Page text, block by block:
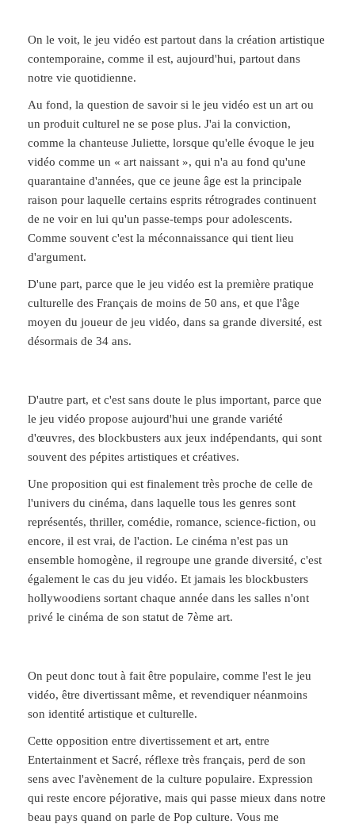
On le voit, le jeu vidéo est partout dans la création artistique
contemporaine, comme il est, aujourd'hui, partout dans
notre vie quotidienne.
Au fond, la question de savoir si le jeu vidéo est un art ou
un produit culturel ne se pose plus. J'ai la conviction,
comme la chanteuse Juliette, lorsque qu'elle évoque le jeu
vidéo comme un « art naissant », qui n'a au fond qu'une
quarantaine d'années, que ce jeune âge est la principale
raison pour laquelle certains esprits rétrogrades continuent
de ne voir en lui qu'un passe-temps pour adolescents.
Comme souvent c'est la méconnaissance qui tient lieu
d'argument.
D'une part, parce que le jeu vidéo est la première pratique
culturelle des Français de moins de 50 ans, et que l'âge
moyen du joueur de jeu vidéo, dans sa grande diversité, est
désormais de 34 ans.
D'autre part, et c'est sans doute le plus important, parce que
le jeu vidéo propose aujourd'hui une grande variété
d'œuvres, des blockbusters aux jeux indépendants, qui sont
souvent des pépites artistiques et créatives.
Une proposition qui est finalement très proche de celle de
l'univers du cinéma, dans laquelle tous les genres sont
représentés, thriller, comédie, romance, science-fiction, ou
encore, il est vrai, de l'action. Le cinéma n'est pas un
ensemble homogène, il regroupe une grande diversité, c'est
également le cas du jeu vidéo. Et jamais les blockbusters
hollywoodiens sortant chaque année dans les salles n'ont
privé le cinéma de son statut de 7ème art.
On peut donc tout à fait être populaire, comme l'est le jeu
vidéo, être divertissant même, et revendiquer néanmoins
son identité artistique et culturelle.
Cette opposition entre divertissement et art, entre
Entertainment et Sacré, réflexe très français, perd de son
sens avec l'avènement de la culture populaire. Expression
qui reste encore péjorative, mais qui passe mieux dans notre
beau pays quand on parle de Pop culture. Vous me